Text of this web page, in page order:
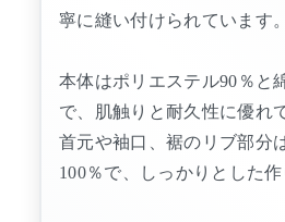
寧に縫い付けられています。
本体はポリエステル90％と
で、肌触りと耐久性に優れ
首元や袖口、裾のリブ部分
100％で、しっかりとした作